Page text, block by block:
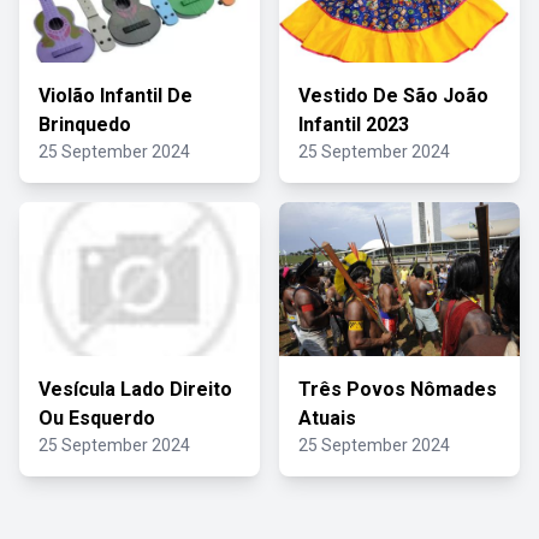
Violão Infantil De
Brinquedo
25 September 2024
Vestido De São João
Infantil 2023
25 September 2024
Vesícula Lado Direito
Ou Esquerdo
25 September 2024
Três Povos Nômades
Atuais
25 September 2024